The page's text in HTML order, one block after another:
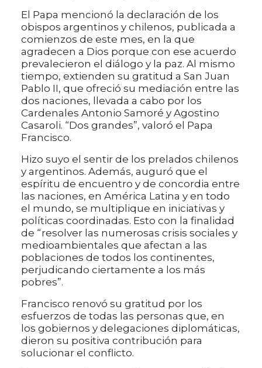
El Papa mencionó la declaración de los
obispos argentinos y chilenos, publicada a
comienzos de este mes, en la que
agradecen a Dios porque con ese acuerdo
prevalecieron el diálogo y la paz. Al mismo
tiempo, extienden su gratitud a San Juan
Pablo II, que ofreció su mediación entre las
dos naciones, llevada a cabo por los
Cardenales Antonio Samoré y Agostino
Casaroli. “Dos grandes”, valoró el Papa
Francisco.
Hizo suyo el sentir de los prelados chilenos
y argentinos. Además, auguró que el
espíritu de encuentro y de concordia entre
las naciones, en América Latina y en todo
el mundo, se multiplique en iniciativas y
políticas coordinadas. Esto con la finalidad
de “resolver las numerosas crisis sociales y
medioambientales que afectan a las
poblaciones de todos los continentes,
perjudicando ciertamente a los más
pobres”.
Francisco renovó su gratitud por los
esfuerzos de todas las personas que, en
los gobiernos y delegaciones diplomáticas,
dieron su positiva contribución para
solucionar el conflicto.